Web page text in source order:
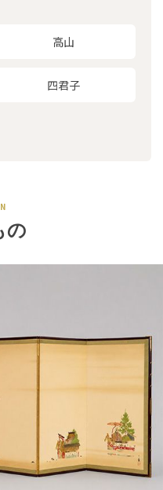
高山
四君子
の